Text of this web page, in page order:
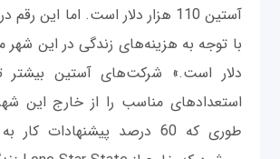
آستین 110 هزار دلار است. اما این
دلار است.» شرکت‌های آستین بیشتر
استعدادهای مناسب را از خارج این
‌طوری ‌که 60 درصد پیشنهادات